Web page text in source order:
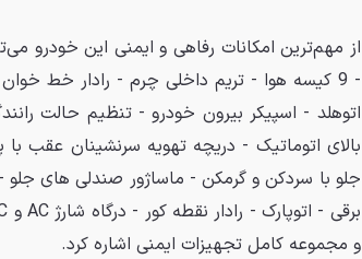
- 9 کیسه هوا - تریم داخلی چرم - رادار خط
بالای اتوماتیک - دریچه تهویه سرنشینان عقب
جلو با سردکن و گرمکن - ماساژور صندلی های
و مجموعه کامل تجهیزات ایمنی اشاره کرد.